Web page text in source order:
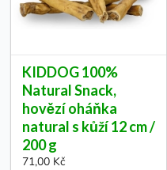
KIDDOG 100%
Natural Snack,
hovězí oháňka
natural s kůží 12 cm /
200 g
71,00 Kč